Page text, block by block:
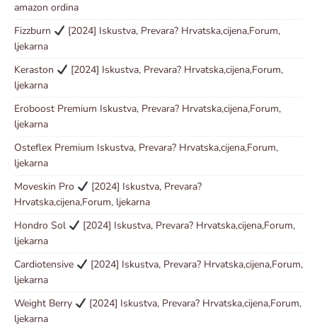
amazon ordina
Fizzburn
[2024] Iskustva, Prevara? Hrvatska,cijena,Forum,
ljekarna
Keraston
[2024] Iskustva, Prevara? Hrvatska,cijena,Forum,
ljekarna
Eroboost Premium Iskustva, Prevara? Hrvatska,cijena,Forum,
ljekarna
Osteflex Premium Iskustva, Prevara? Hrvatska,cijena,Forum,
ljekarna
Moveskin Pro
[2024] Iskustva, Prevara?
Hrvatska,cijena,Forum, ljekarna
Hondro Sol
[2024] Iskustva, Prevara? Hrvatska,cijena,Forum,
ljekarna
Cardiotensive
[2024] Iskustva, Prevara? Hrvatska,cijena,Forum,
ljekarna
Weight Berry
[2024] Iskustva, Prevara? Hrvatska,cijena,Forum,
ljekarna